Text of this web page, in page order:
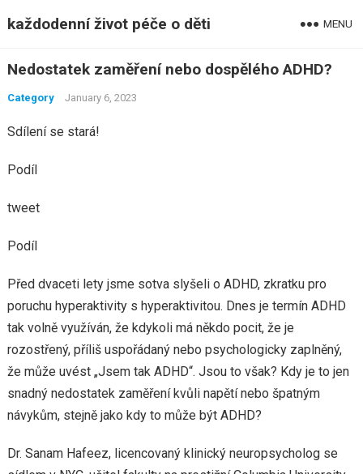
každodenní život péče o děti MENU
Nedostatek zaměření nebo dospělého ADHD?
Category January 6, 2023
Sdílení se stará!
Podíl
tweet
Podíl
Před dvaceti lety jsme sotva slyšeli o ADHD, zkratku pro
poruchu hyperaktivity s hyperaktivitou. Dnes je termín ADHD
tak volně využíván, že kdykoli má někdo pocit, že je
rozostřený, příliš uspořádaný nebo psychologicky zaplněný,
že může uvést „Jsem tak ADHD“. Jsou to však? Kdy je to jen
snadný nedostatek zaměření kvůli napětí nebo špatným
návykům, stejně jako kdy to může být ADHD?
Dr. Sanam Hafeez, licencovaný klinický neuropsycholog se